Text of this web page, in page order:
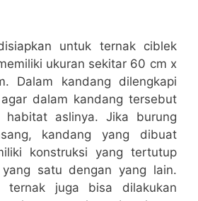
untuk ternak ciblek
ukuran sekitar 60 cm x
Dalam kandang dilengkapi
dalam kandang tersebut
habitat aslinya. Jika burung
kandang yang dibuat
konstruksi yang tertutup
satu dengan yang lain.
ternak juga bisa dilakukan